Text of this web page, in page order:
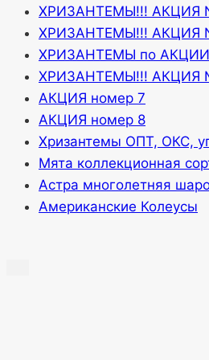
ХРИЗАНТЕМЫ!!! АКЦИЯ
ХРИЗАНТЕМЫ!!! АКЦИЯ
ХРИЗАНТЕМЫ по АКЦИИ
ХРИЗАНТЕМЫ!!! АКЦИЯ
АКЦИЯ номер 7
АКЦИЯ номер 8
Хризантемы ОПТ, ОКС,
Мята коллекционная
Астра многолетняя
Американские Колеусы